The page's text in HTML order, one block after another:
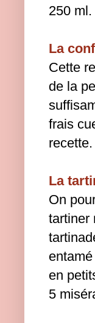
250 ml.
La
Cette
de la
frais
recette.
La
On
tartiner
en
5